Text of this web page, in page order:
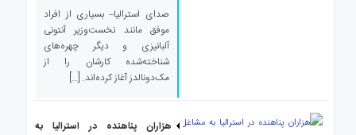
صدای استرالیا– بسیاری از افراد
موفق مانند نخست‌وزیر آنتونی
آلبانیزی و دیگر چهره‌های
شناخته‌شده کارشان را از
مک‌دونالدز آغاز کرده‌اند. […]
هزاران پناهنده در استرالیا به